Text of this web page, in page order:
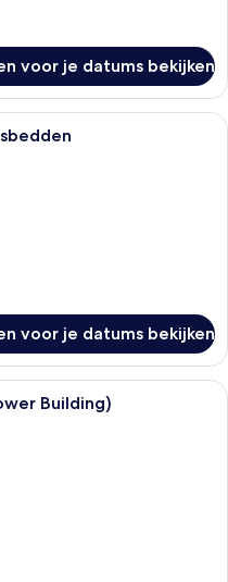
voor je datums bekijken
hotelkamer met een groot bed,
voor je datums bekijken
bed met hemel, een bank, een
Building)